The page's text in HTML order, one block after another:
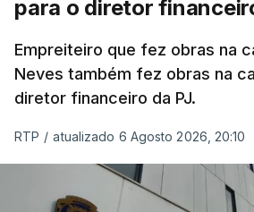
para o diretor
Empreiteiro que fez obras na
Neves também fez obras na
diretor financeiro da PJ.
RTP / atualizado 6 Agosto 2026, 20:10